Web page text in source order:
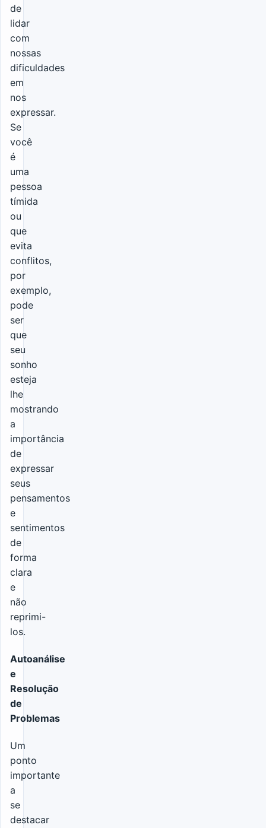
de
lidar
com
nossas
dificuldades
em
nos
expressar.
Se
você
é
uma
pessoa
tímida
ou
que
evita
conflitos,
por
exemplo,
pode
ser
que
seu
sonho
esteja
lhe
mostrando
a
importância
de
expressar
seus
pensamentos
e
sentimentos
de
forma
clara
e
não
reprimi-
los.
Autoanálise
e
Resolução
de
Problemas
Um
ponto
importante
a
se
destacar